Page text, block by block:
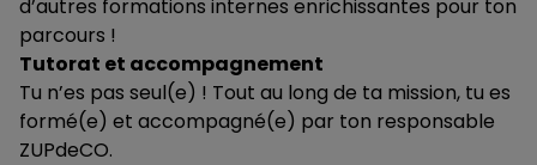
d’autres formations internes enrichissantes pour ton
parcours !
Tutorat et accompagnement
Tu n’es pas seul(e) ! Tout au long de ta mission, tu es
formé(e) et accompagné(e) par ton responsable
ZUPdeCO.